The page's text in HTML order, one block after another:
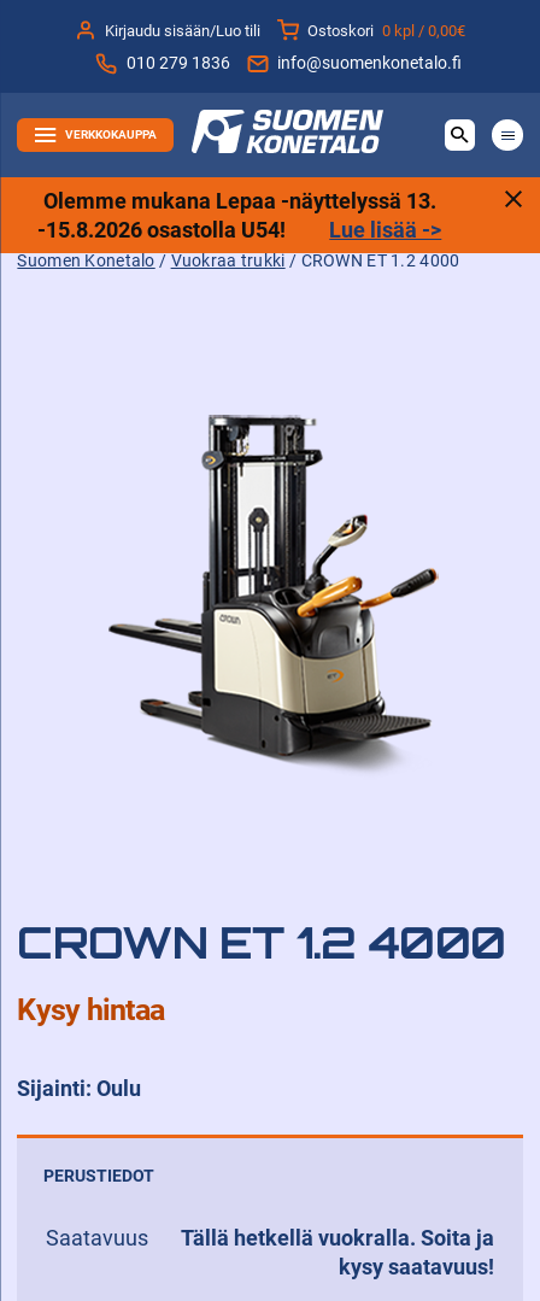
sisältöön
Kirjaudu sisään/Luo tili Ostoskori 0 kpl /0,00€
010 279 1836 info@suomenkonetalo.fi
VERKKOKAUPPA
Olemme mukana Lepaa -näyttelyssä 13.
-15.8.2026 osastolla U54! Lue lisää ->
Suomen Konetalo / Vuokraa trukki / CROWN ET 1.2 4000
CROWN ET 1.2 4000
Kysy hintaa
Sijainti: Oulu
PERUSTIEDOT
Saatavuus
Tällä hetkellä vuokralla. Soita ja
kysy saatavuus!